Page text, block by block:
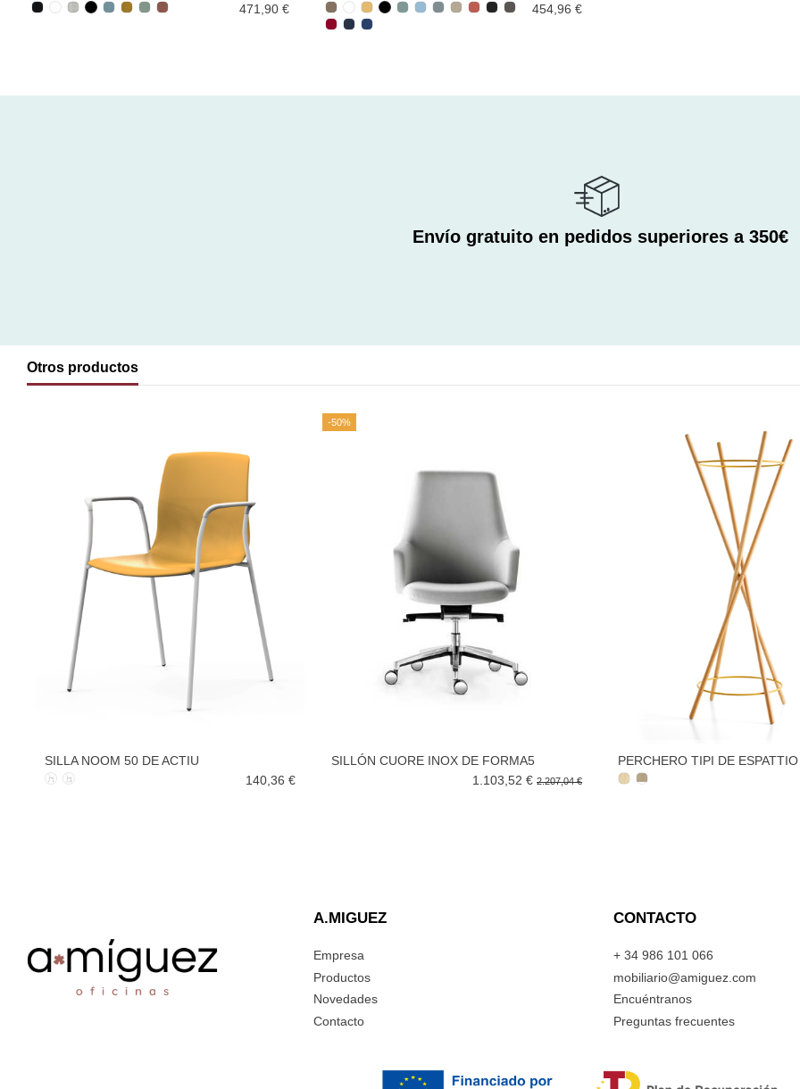
471,90 €
454,96 €
Envío gratuito en pedidos superiores a 350€
Otros productos
SILLA NOOM 50 DE ACTIU
140,36 €
-50%
SILLÓN CUORE INOX DE FORMA5
1.103,52 € 2.207,04 €
PERCHERO TIPI DE ESPATTIO
A.MIGUEZ
Empresa
Productos
Novedades
Contacto
CONTACTO
+ 34 986 101 066
mobiliario@amiguez.com
Encuéntranos
Preguntas frecuentes